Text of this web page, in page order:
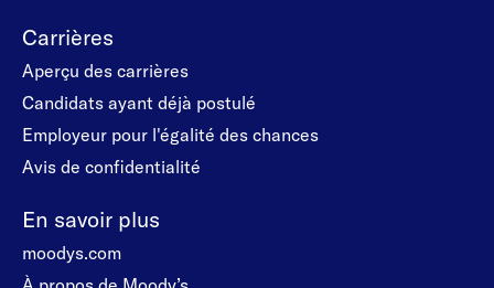
Carrières
Aperçu des carrières
Candidats ayant déjà postulé
Employeur pour l'égalité des chances
Avis de confidentialité
En savoir plus
moodys.com